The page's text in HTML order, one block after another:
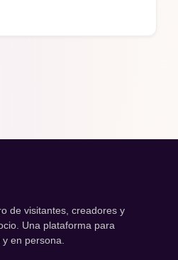
de visitantes, creadores y
Una plataforma para
en persona.